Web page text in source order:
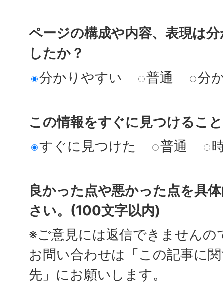
ページの構成や内容、表現は
したか？
分かりやすい
普通 分
この情報をすぐに見つけるこ
すぐに見つけた
普通
良かった点や悪かった点を具
さい。(100文字以内)
※ご意見には返信できませんの
お問い合わせは「この記事に
先」にお願いします。